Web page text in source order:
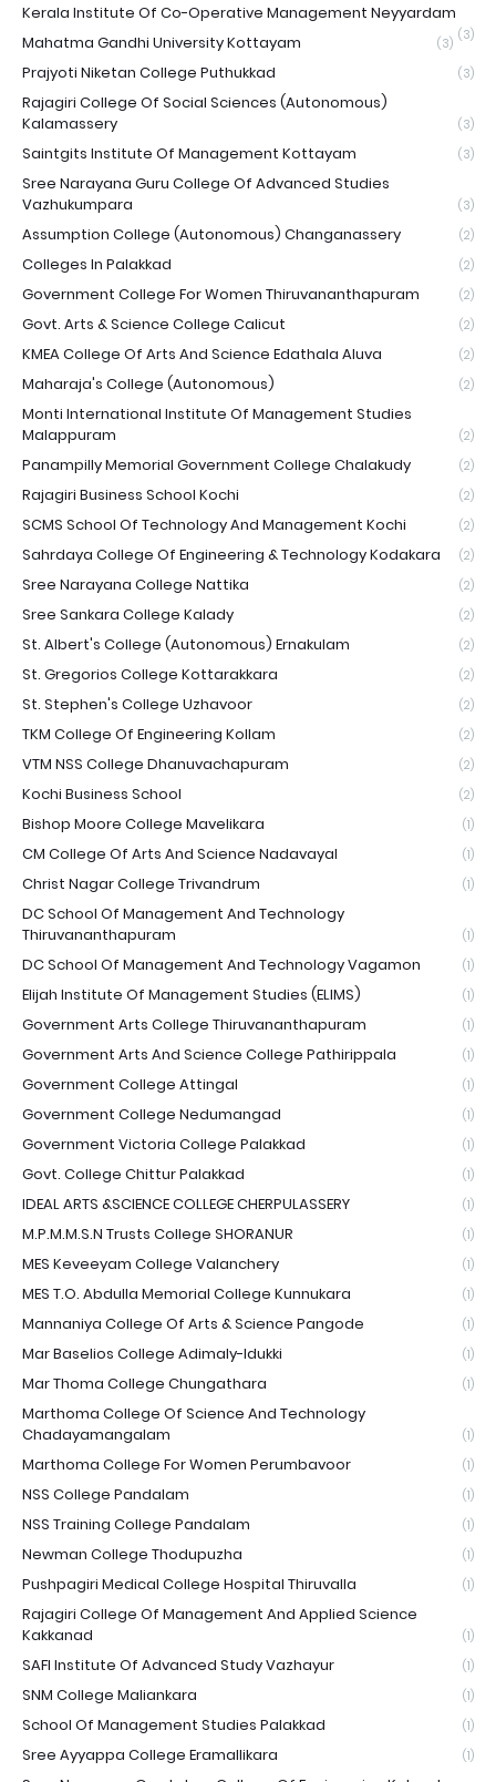
Kerala Institute Of Co-Operative Management Neyyardam
(3)
Mahatma Gandhi University Kottayam (3)
Prajyoti Niketan College Puthukkad (3)
Rajagiri College Of Social Sciences (Autonomous)
Kalamassery
(3)
Saintgits Institute Of Management Kottayam (3)
Sree Narayana Guru College Of Advanced Studies
Vazhukumpara
(3)
Assumption College (Autonomous) Changanassery (2)
Colleges In Palakkad (2)
Government College For Women Thiruvananthapuram (2)
Govt. Arts & Science College Calicut (2)
KMEA College Of Arts And Science Edathala Aluva (2)
Maharaja's College (Autonomous) (2)
Monti International Institute Of Management Studies
Malappuram
(2)
Panampilly Memorial Government College Chalakudy (2)
Rajagiri Business School Kochi (2)
SCMS School Of Technology And Management Kochi (2)
Sahrdaya College Of Engineering & Technology Kodakara (2)
Sree Narayana College Nattika (2)
Sree Sankara College Kalady (2)
St. Albert's College (Autonomous) Ernakulam (2)
St. Gregorios College Kottarakkara (2)
St. Stephen's College Uzhavoor (2)
TKM College Of Engineering Kollam (2)
VTM NSS College Dhanuvachapuram (2)
Kochi Business School (2)
Bishop Moore College Mavelikara (1)
CM College Of Arts And Science Nadavayal (1)
Christ Nagar College Trivandrum (1)
DC School Of Management And Technology
Thiruvananthapuram
(1)
DC School Of Management And Technology Vagamon (1)
Elijah Institute Of Management Studies (ELIMS) (1)
Government Arts College Thiruvananthapuram (1)
Government Arts And Science College Pathirippala (1)
Government College Attingal (1)
Government College Nedumangad (1)
Government Victoria College Palakkad (1)
Govt. College Chittur Palakkad (1)
IDEAL ARTS &SCIENCE COLLEGE CHERPULASSERY (1)
M.P.M.M.S.N Trusts College SHORANUR (1)
MES Keveeyam College Valanchery (1)
MES T.O. Abdulla Memorial College Kunnukara (1)
Mannaniya College Of Arts & Science Pangode (1)
Mar Baselios College Adimaly-Idukki (1)
Mar Thoma College Chungathara (1)
Marthoma College Of Science And Technology
Chadayamangalam
(1)
Marthoma College For Women Perumbavoor (1)
NSS College Pandalam (1)
NSS Training College Pandalam (1)
Newman College Thodupuzha (1)
Pushpagiri Medical College Hospital Thiruvalla (1)
Rajagiri College Of Management And Applied Science
Kakkanad
(1)
SAFI Institute Of Advanced Study Vazhayur (1)
SNM College Maliankara (1)
School Of Management Studies Palakkad (1)
Sree Ayyappa College Eramallikara (1)